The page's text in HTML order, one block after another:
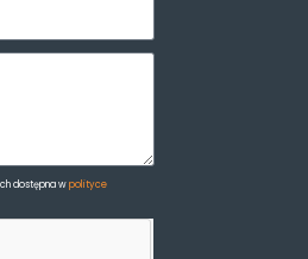
dostępna wpolityce